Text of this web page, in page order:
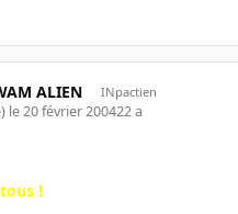
ALIEN INpactien
le 20 février 200422 a
!